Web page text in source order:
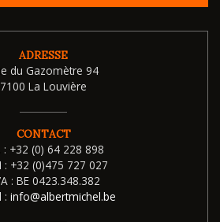
ADRESSE
du Gazomètre 94
7100 La Louvière
CONTACT
: +32 (0) 64 228 898
: +32 (0)475 727 027
: BE 0423.348.382
: info@albertmichel.be